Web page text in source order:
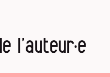
l’auteur·e